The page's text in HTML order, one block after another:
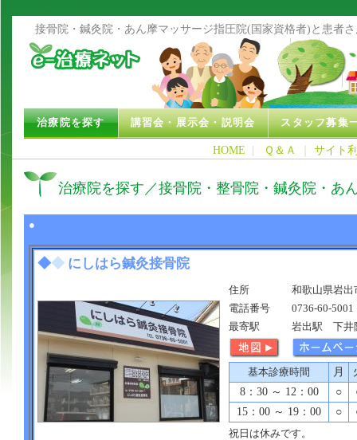
接骨院・鍼灸院・あん摩マッサージ指圧院(国家資格者)と患者
治療院を探す 講習会・展示会・説明会 スタッフ募集
HOME | Ｑ＆Ａ サイト
治療院を探す／接骨院・整骨院・鍼灸院・あ
●
◆◆ にしはら鍼灸接骨院
住所
和歌山県岩出
電話番号
0736-60-5001
最寄駅
岩出駅 下井
基本診療時間 月
8：30 ～ 12：00
○
15：00 ～ 19：00
○
祝日は休みです。